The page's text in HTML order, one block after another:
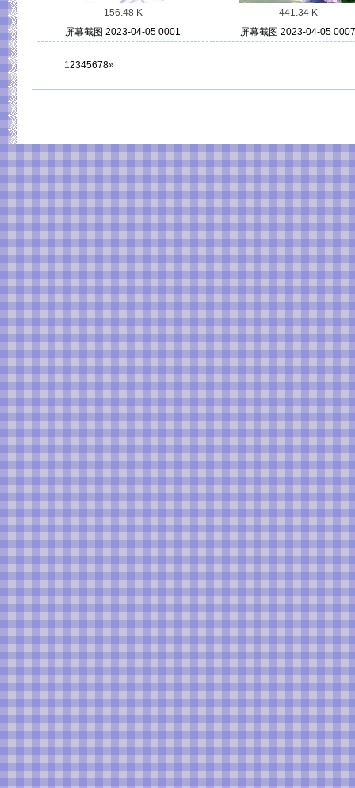
156.48 K
屏幕截图 2023-04-05 0001
441.34 K
屏幕截图 2023-04-05
12345678»